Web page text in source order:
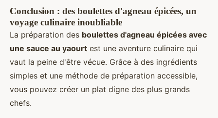
Conclusion : des boulettes d'agneau épicées, un
voyage culinaire inoubliable
La préparation des boulettes d'agneau épicées avec
une sauce au yaourt est une aventure culinaire qui
vaut la peine d'être vécue. Grâce à des ingrédients
simples et une méthode de préparation accessible,
vous pouvez créer un plat digne des plus grands
chefs.